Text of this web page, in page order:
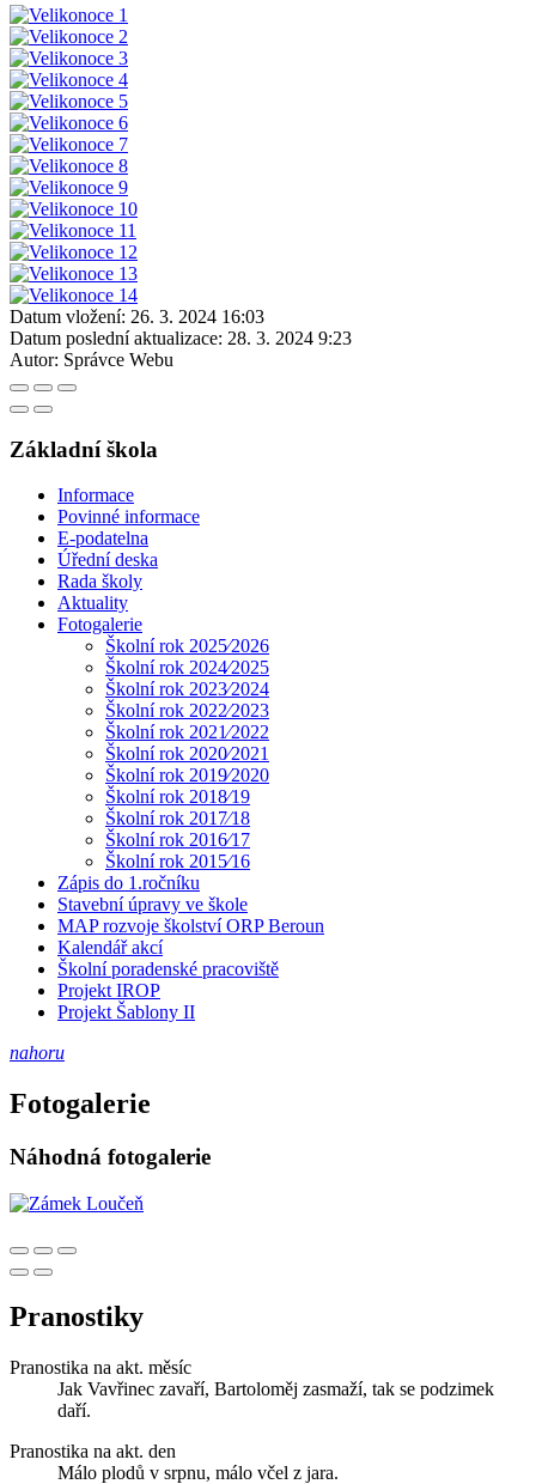
Datum vložení: 26. 3. 2024 16:03
Datum poslední aktualizace: 28. 3. 2024 9:23
Autor: Správce Webu
Základní škola
Informace
Povinné informace
E-podatelna
Úřední deska
Rada školy
Aktuality
Fotogalerie
Školní rok 2025⁄2026
Školní rok 2024⁄2025
Školní rok 2023⁄2024
Školní rok 2022⁄2023
Školní rok 2021⁄2022
Školní rok 2020⁄2021
Školní rok 2019⁄2020
Školní rok 2018⁄19
Školní rok 2017⁄18
Školní rok 2016⁄17
Školní rok 2015⁄16
Zápis do 1.ročníku
Stavební úpravy ve škole
MAP rozvoje školství ORP Beroun
Kalendář akcí
Školní poradenské pracoviště
Projekt IROP
Projekt Šablony II
nahoru
Fotogalerie
Náhodná fotogalerie
Pranostiky
Pranostika na akt. měsíc
Jak Vavřinec zavaří, Bartoloměj zasmaží, tak se podzimek
daří.
Pranostika na akt. den
Málo plodů v srpnu, málo včel z jara.